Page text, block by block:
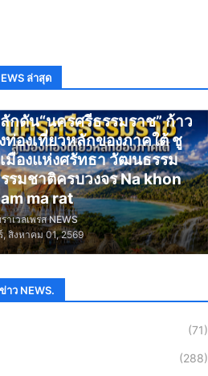
ล่าสุด
กดัน“นครศรีธรรมราช” ก้าว
ท่องเที่ยวหลักของภาคใต้ ชู
มืองแห่งศรัทธา วัฒนธรรม
รมชาติครบวงจร Na khon
ma rat
าเวลเพรส NEWS
, สิงหาคม 01, 2569
าว NEWS.
(71)
(288)